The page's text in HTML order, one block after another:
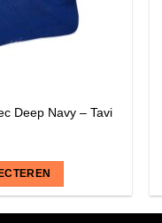
Deep Navy – Tavi